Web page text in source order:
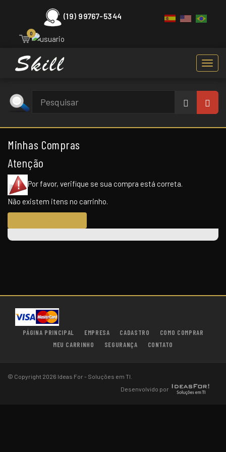
(19) 99767-5344
0
Minhas Compras
Atenção
Por favor, verifique se sua compra está correta.
Não existem itens no carrinho.
PÁGINA PRINCIPAL EMPRESA CADASTRO
COMO COMPRAR
MEU CARRINHO
SEGURANÇA CONTATO
© Copyright 2026 Ideas For - Soluções em TI.
Desenvolvido por